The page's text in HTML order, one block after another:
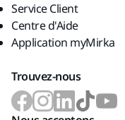
Service Client
Centre d'Aide
Application myMirka
Trouvez-nous